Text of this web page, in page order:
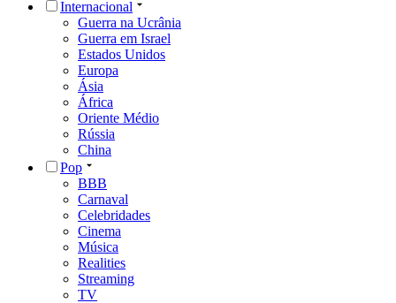
Internacional
Guerra na Ucrânia
Guerra em Israel
Estados Unidos
Europa
Ásia
África
Oriente Médio
Rússia
China
Pop
BBB
Carnaval
Celebridades
Cinema
Música
Realities
Streaming
TV